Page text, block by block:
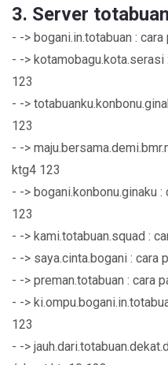
3. Server
- -> bogani.in.totabuan :
- ->
123
- ->
123
- ->
ktg4 123
- -> bogani.konbonu.ginaku
123
- -> kami.totabuan.squad :
- -> saya.cinta.bogani :
- -> preman.totabuan : cara
- ->
123
- ->